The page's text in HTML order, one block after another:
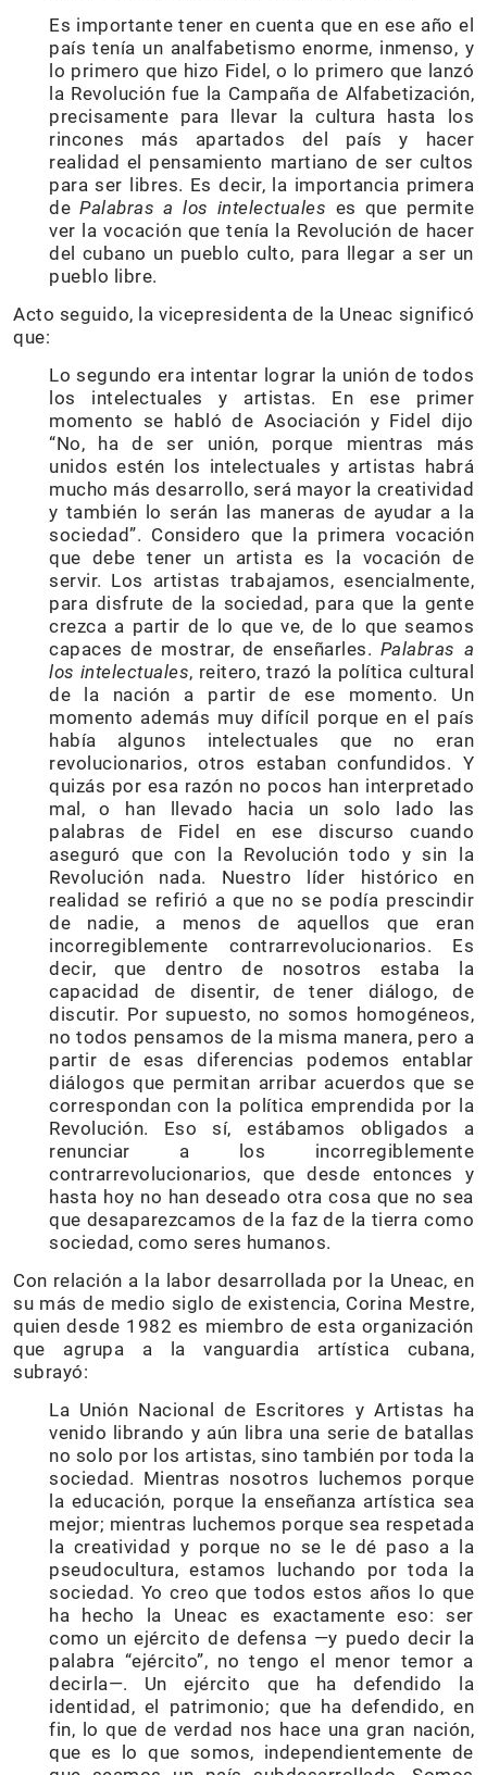
Es importante tener en cuenta que en ese año el
país tenía un analfabetismo enorme, inmenso, y
lo primero que hizo Fidel, o lo primero que lanzó
la Revolución fue la Campaña de Alfabetización,
precisamente para llevar la cultura hasta los
rincones más apartados del país y hacer
realidad el pensamiento martiano de ser cultos
para ser libres. Es decir, la importancia primera
dePalabras a los intelectuales es que permite
ver la vocación que tenía la Revolución de hacer
del cubano un pueblo culto, para llegar a ser un
pueblo libre.
Acto seguido, la vicepresidenta de la Uneac significó
que:
Lo segundo era intentar lograr la unión de todos
los intelectuales y artistas. En ese primer
momento se habló de Asociación y Fidel dijo
“No, ha de ser unión, porque mientras más
unidos estén los intelectuales y artistas habrá
mucho más desarrollo, será mayor la creatividad
y también lo serán las maneras de ayudar a la
sociedad”. Considero que la primera vocación
que debe tener un artista es la vocación de
servir. Los artistas trabajamos, esencialmente,
para disfrute de la sociedad, para que la gente
crezca a partir de lo que ve, de lo que seamos
capaces de mostrar, de enseñarles. Palabras a
los intelectuales, reitero, trazó la política cultural
de la nación a partir de ese momento. Un
momento además muy difícil porque en el país
había algunos intelectuales que no eran
revolucionarios, otros estaban confundidos. Y
quizás por esa razón no pocos han interpretado
mal, o han llevado hacia un solo lado las
palabras de Fidel en ese discurso cuando
aseguró que con la Revolución todo y sin la
Revolución nada. Nuestro líder histórico en
realidad se refirió a que no se podía prescindir
de nadie, a menos de aquellos que eran
incorregiblemente contrarrevolucionarios. Es
decir, que dentro de nosotros estaba la
capacidad de disentir, de tener diálogo, de
discutir. Por supuesto, no somos homogéneos,
no todos pensamos de la misma manera, pero a
partir de esas diferencias podemos entablar
diálogos que permitan arribar acuerdos que se
correspondan con la política emprendida por la
Revolución. Eso sí, estábamos obligados a
renunciar a los incorregiblemente
contrarrevolucionarios, que desde entonces y
hasta hoy no han deseado otra cosa que no sea
que desaparezcamos de la faz de la tierra como
sociedad, como seres humanos.
Con relación a la labor desarrollada por la Uneac, en
su más de medio siglo de existencia, Corina Mestre,
quien desde 1982 es miembro de esta organización
que agrupa a la vanguardia artística cubana,
subrayó:
La Unión Nacional de Escritores y Artistas ha
venido librando y aún libra una serie de batallas
no solo por los artistas, sino también por toda la
sociedad. Mientras nosotros luchemos porque
la educación, porque la enseñanza artística sea
mejor; mientras luchemos porque sea respetada
la creatividad y porque no se le dé paso a la
pseudocultura, estamos luchando por toda la
sociedad. Yo creo que todos estos años lo que
ha hecho la Uneac es exactamente eso: ser
como un ejército de defensa —y puedo decir la
palabra “ejército”, no tengo el menor temor a
decirla—. Un ejército que ha defendido la
identidad, el patrimonio; que ha defendido, en
fin, lo que de verdad nos hace una gran nación,
que es lo que somos, independientemente de